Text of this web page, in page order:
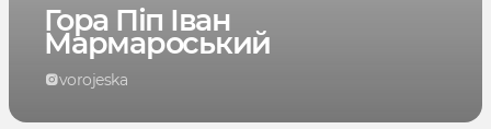
Гора Піп Іван
Мармароський
vorojeska